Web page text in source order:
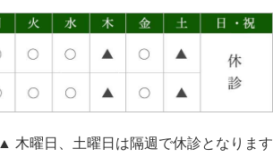
▲ 木曜日、土曜日は隔週で休診となります